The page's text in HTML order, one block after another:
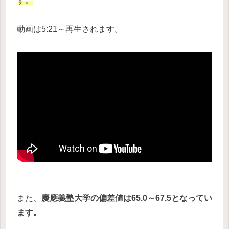
動画は5:21～再生されます。
また、
慶應義塾大学の偏差値は65.0～67.5となってい
ます。